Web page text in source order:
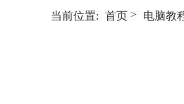
当前位置: 首页 > 电脑教